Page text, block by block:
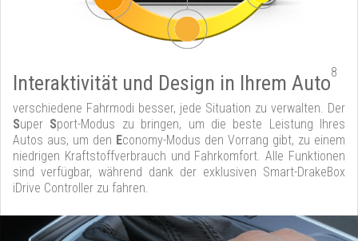
Interaktivität und Design in Ihrem Auto8
verschiedene Fahrmodi besser, jede Situation zu verwalten. Der
Super Sport-Modus zu bringen, um die beste Leistung Ihres
Autos aus, um den Economy-Modus den Vorrang gibt, zu einem
niedrigen Kraftstoffverbrauch und Fahrkomfort. Alle Funktionen
sind verfügbar, während dank der exklusiven Smart-DrakeBox
iDrive Controller zu fahren.